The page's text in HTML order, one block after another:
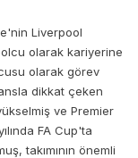
Liverpool
olarak kariyerine
olarak görev
dikkat çeken
ve Premier
FA Cup'ta
takımının önemli